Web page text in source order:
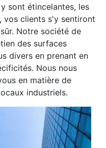
sont étincelantes, les
vos clients s'y sentiront
Notre société de
des surfaces
divers en prenant en
Nous nous
en matière de
industriels.